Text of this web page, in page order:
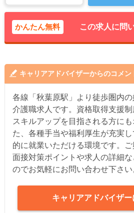
かんたん無料 この求人に問
キャリアアドバイザーからのコメン
各線「秋葉原駅」より徒歩圏内
介護職求人です。資格取得支援
スキルアップを目指される方に
た、各種手当や福利厚生が充実
的に就業いただける環境です。
面接対策ポイントや求人の詳細
のでお気軽にお問い合わせ下さい
キャリアアドバイザ